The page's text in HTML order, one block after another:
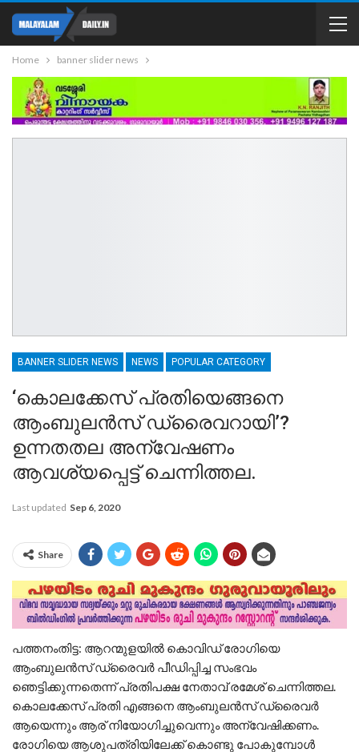
Home banner slider news
BANNER SLIDER NEWS NEWS POPULAR CATEGORY
‘കൊലക്കേസ് പ്രതിയെങ്ങനെ
ആംബുലൻസ് ഡ്രൈവറായി’?
ഉന്നതതല അന്വേഷണം
ആവശ്യപ്പെട്ട് ചെന്നിത്തല.
Last updated Sep 6, 2020
Share
പത്തനംതിട്ട: ആറന്മുളയിൽ കൊവിഡ്‌ രോഗിയെ
ആംബുലൻസ് ഡ്രൈവര്‍ പീഡിപ്പിച്ച സംഭവം
ഞെട്ടിക്കുന്നതെന്ന് പ്രതിപക്ഷ നേതാവ് രമേശ് ചെന്നിത്തല.
കൊലക്കേസ് പ്രതി എങ്ങനെ ആംബുലൻസ് ഡ്രൈവർ
ആയെന്നും ആര് നിയോഗിച്ചുവെന്നും അന്വേഷിക്കണം.
രോഗിയെ ആശുപത്രിയിലേക്ക് കൊണ്ടു പോകുമ്പോൾ